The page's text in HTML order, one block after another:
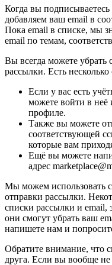
Когда вы
добавляем ваш email в
Пока email в списке, мы
email по темам,
Вы всегда можете убрать
рассылки. Есть несколько
Если у вас есть
можете войти в неё
профиле.
Также вы можете
соответствующей
которые вам
Ещё вы можете
адрес
Мы можем использовать
отправки рассылки.
списки рассылки и email,
они смогут убрать ваш
напишете нам и
Обратите внимание, что
друга. Если вы вообще не